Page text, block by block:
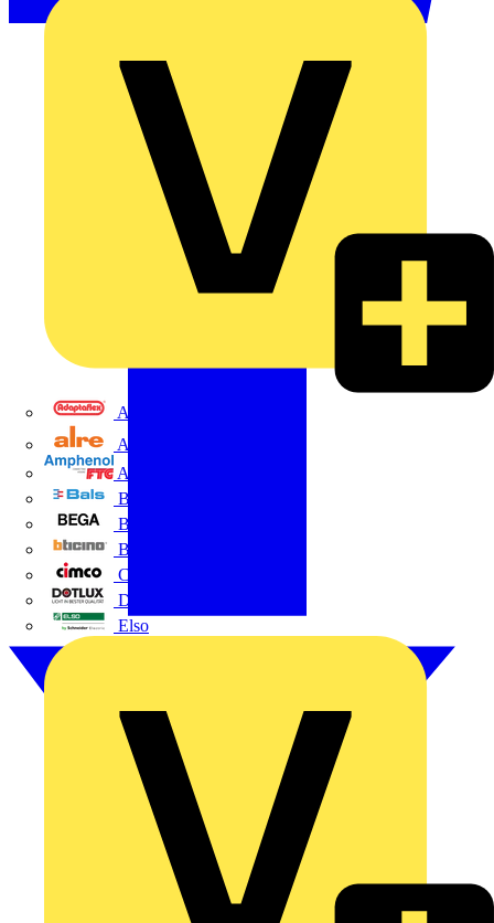
Adaptaflex
Alre
Amphenol FTG
BALS
Bega
Bticino
Cimco
DOTLUX GmbH
Elso